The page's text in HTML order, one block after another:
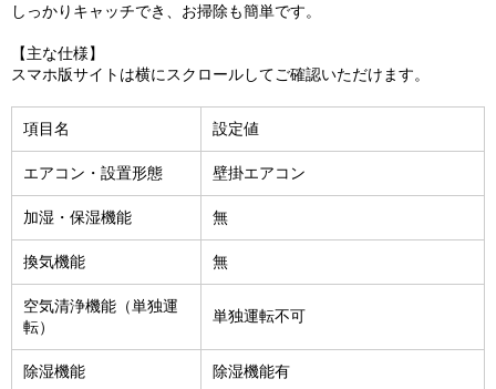
しっかりキャッチでき、お掃除も簡単です。
【主な仕様】
スマホ版サイトは横にスクロールしてご確認いただけます。
項目名 設定値
エアコン・設置形態 壁掛エアコン
加湿・保湿機能 無
換気機能 無
空気清浄機能（単独運
転）
単独運転不可
除湿機能 除湿機能有